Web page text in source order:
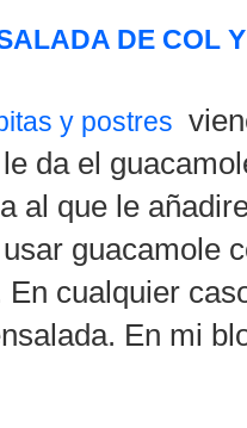
DE COL
y postres
da el
al que le
guacamole
cualquier
En mi